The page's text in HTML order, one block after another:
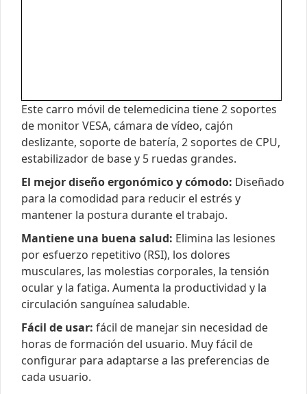
Este carro móvil de telemedicina tiene 2 soportes
de monitor VESA, cámara de vídeo, cajón
deslizante, soporte de batería, 2 soportes de CPU,
estabilizador de base y 5 ruedas grandes.
El mejor diseño ergonómico y cómodo: Diseñado
para la comodidad para reducir el estrés y
mantener la postura durante el trabajo.
Mantiene una buena salud: Elimina las lesiones
por esfuerzo repetitivo (RSI), los dolores
musculares, las molestias corporales, la tensión
ocular y la fatiga. Aumenta la productividad y la
circulación sanguínea saludable.
Fácil de usar: fácil de manejar sin necesidad de
horas de formación del usuario. Muy fácil de
configurar para adaptarse a las preferencias de
cada usuario.